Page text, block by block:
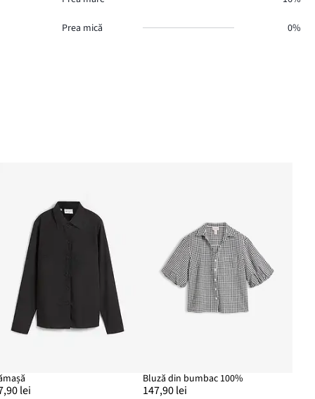
Prea mică 0%
lei
Bluză din bumbac 100%
147,90 lei